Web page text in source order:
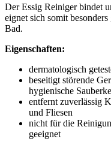
Der Essig Reiniger bindet
eignet sich somit
Bad.
Eigenschaften:
dermatologisch
beseitigt störende
hygienische
entfernt zuverlässig
und Fliesen
nicht für die
geeignet